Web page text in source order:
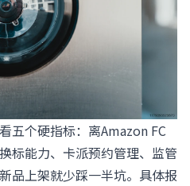
五个硬指标：离Amazon FC
标能力、卡派预约管理、监管
品上架就少踩一半坑。具体报